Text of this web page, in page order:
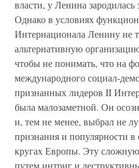
власти, у Ленина
Однако в условиях
Интернационала Ленину не
альтернативную
чтобы не понимать, что на
международного социал-
признанных лидеров II
была малозаметной. Он
и, тем не менее, выбрал не
признания и популярности
кругах Европы. Эту сложную
путем интриг и